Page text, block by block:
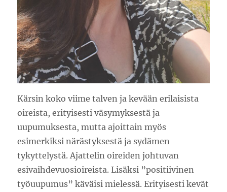
Kärsin koko viime talven ja kevään erilaisista
oireista, erityisesti väsymyksestä ja
uupumuksesta, mutta ajoittain myös
esimerkiksi närästyksestä ja sydämen
tykyttelystä. Ajattelin oireiden johtuvan
esivaihdevuosioireista. Lisäksi ”positiivinen
työuupumus” käväisi mielessä. Erityisesti kevät